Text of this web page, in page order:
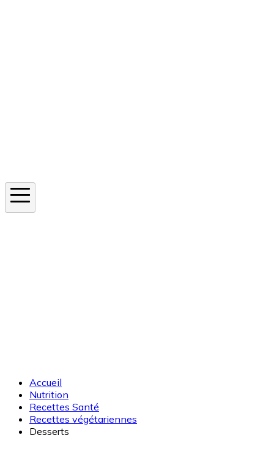
Accueil
Nutrition
Recettes Santé
Recettes végétariennes
Desserts